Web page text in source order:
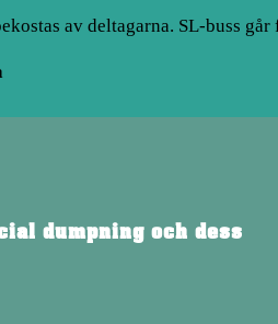
av deltagarna. SL-buss
dumpning och dess